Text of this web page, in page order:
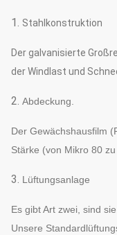
1. Stahlkonstruktion
Der galvanisierte
der Windlast und
2. Abdeckung.
Der Gewächshausfilm
Stärke (von Mikro 80 zu
3. Lüftungsanlage
Es gibt Art zwei, sind
Unsere